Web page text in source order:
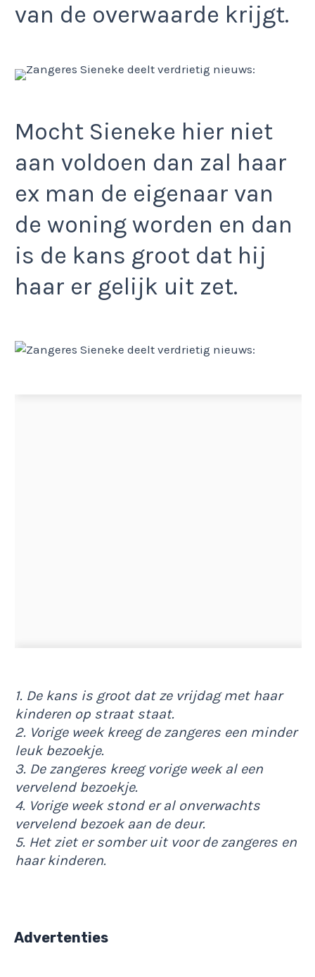
van de overwaarde krijgt.
Mocht Sieneke hier niet
aan voldoen dan zal haar
ex man de eigenaar van
de woning worden en dan
is de kans groot dat hij
haar er gelijk uit zet.
1. De kans is groot dat ze vrijdag met haar
kinderen op straat staat.
2. Vorige week kreeg de zangeres een minder
leuk bezoekje.
3. De zangeres kreeg vorige week al een
vervelend bezoekje.
4. Vorige week stond er al onverwachts
vervelend bezoek aan de deur.
5. Het ziet er somber uit voor de zangeres en
haar kinderen.
Advertenties